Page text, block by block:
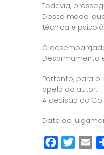
Todavia,
Desse modo,
técnica e
O
Desarmamento
Portanto, para
apelo do autor.
A decisão do
Data de
FacebookTwitter